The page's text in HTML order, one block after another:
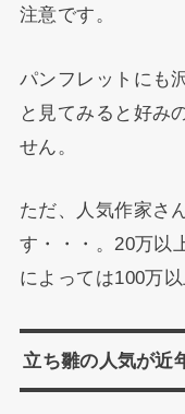
注意です。
パンフレットにも
と見てみると好み
せん。
ただ、人気作家さ
す・・・。20万以
によっては100万
立ち雛の人気が近